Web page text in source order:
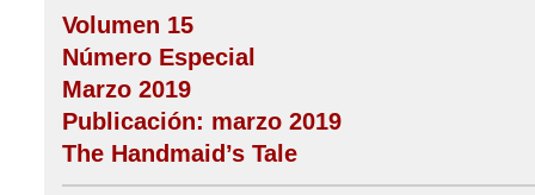
Volumen 15
Número Especial
Marzo 2019
Publicación: marzo 2019
The Handmaid’s Tale